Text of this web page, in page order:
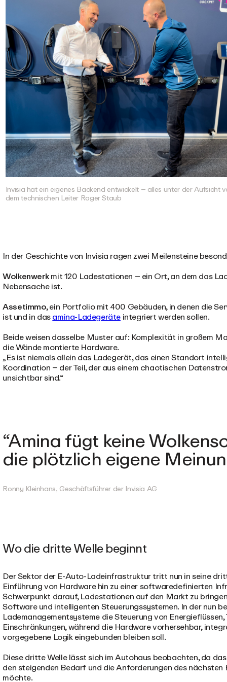
Invisia hat ein eigenes Backend entwickelt – alles unter der Aufsicht
dem technischen Leiter Roger Staub
In der Geschichte von Invisia ragen zwei Meilensteine
Wolkenwerkmit 120 Ladestationen – ein Ort, an dem das
Nebensache ist.
Assetimmo, ein Portfolio mit 400 Gebäuden, in denen die
ist und in dasamina-Ladegeräteintegriert werden sollen.
Beide weisen dasselbe Muster auf: Komplexität in großem
die Wände montierte Hardware.
„Es ist niemals allein das Ladegerät, das einen Standort
Koordination –der Teil, der aus einem chaotischen
unsichtbar sind.“
Amina fügt keine
die plötzlich eigene
Ronny Kleinhans, Geschäftsführer der Invisia AG
Wo die dritte Welle beginnt
Der Sektor der E-Auto-Ladeinfrastruktur tritt nun in seine
Einführung von Hardware hin zu einer softwaredefinierten
Schwerpunkt darauf, Ladestationen auf den Markt zu
Software und intelligenten Steuerungssystemen. In der nun
Lademanagementsysteme die Steuerung von
Einschränkungen, während die Hardware vorhersehbar,
vorgegebene Logik eingebunden bleiben soll.
Diese dritte Welle lässt sich im Autohaus beobachten, da
den steigenden Bedarf und die Anforderungen des
möchte.